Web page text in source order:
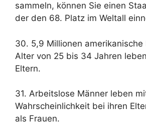
sammeln, können Sie einen
der den 68. Platz im Weltall
30. 5,9 Millionen amerikanische
Alter von 25 bis 34 Jahren
Eltern.
31. Arbeitslose Männer leben
Wahrscheinlichkeit bei ihren
als Frauen.